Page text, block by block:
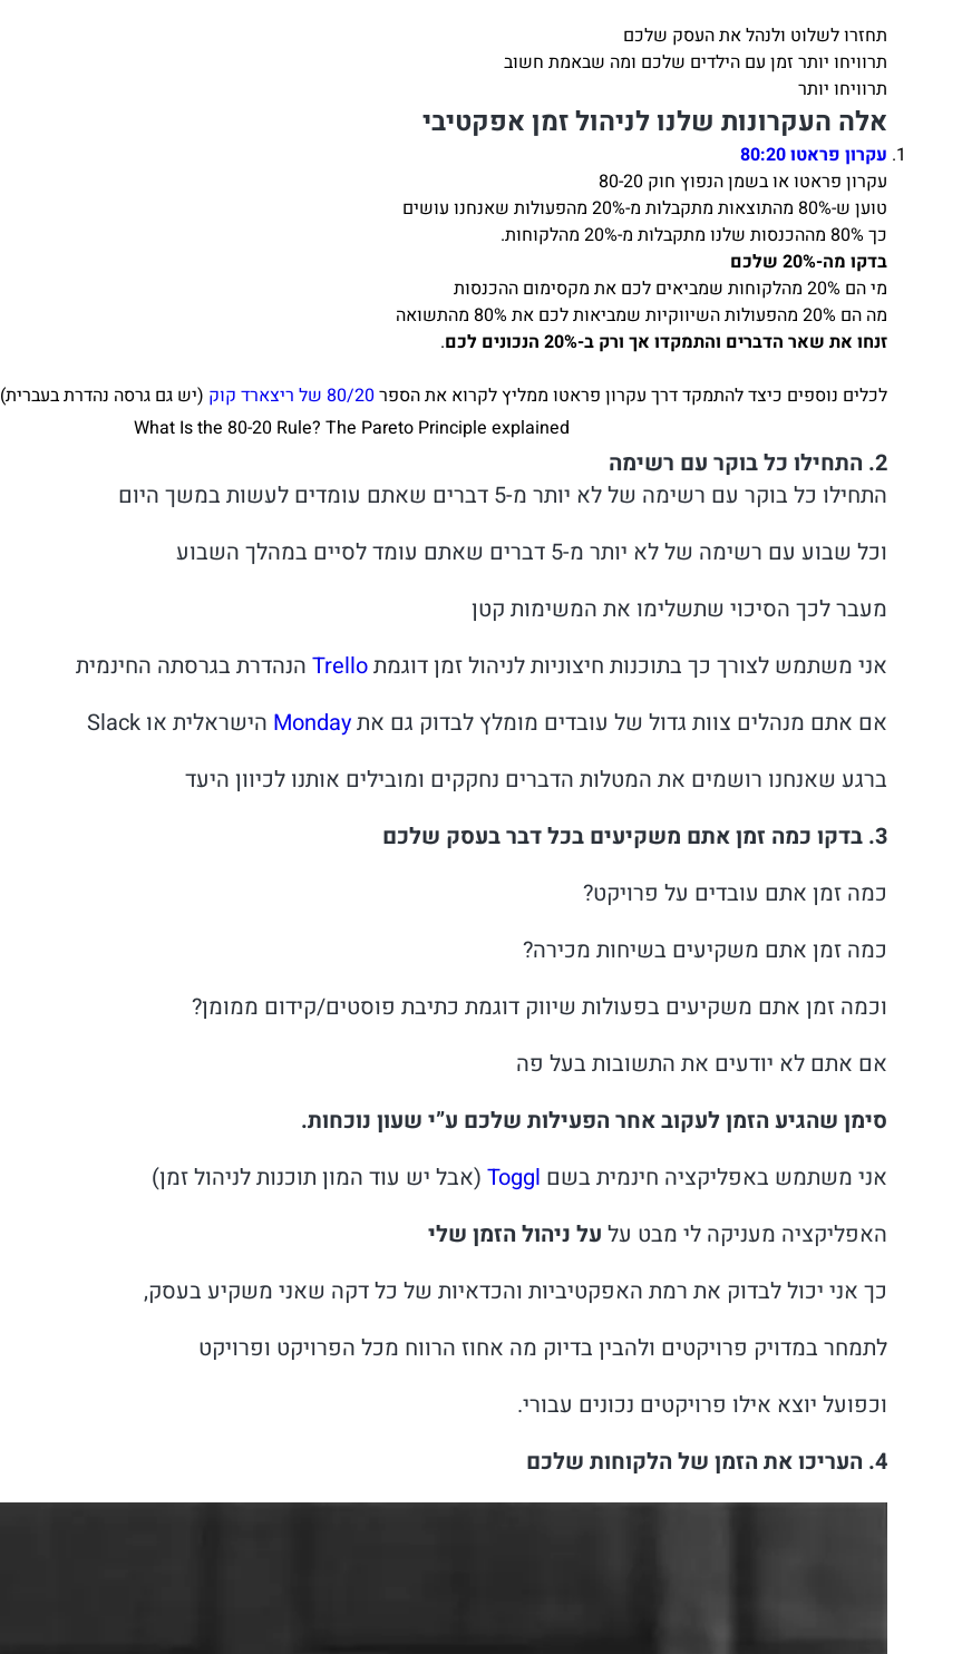
תחזרו לשלוט ולנהל את העסק שלכם
תרוויחו יותר זמן עם הילדים שלכם ומה שבאמת חשוב
תרוויחו יותר
אלה העקרונות שלנו לניהול זמן אפקטיבי
עקרון פראטו 80:20
עקרון פראטו או בשמן הנפוץ חוק 80-20
טוען ש-80% מהתוצאות מתקבלות מ-20% מהפעולות שאנחנו עושים
כך 80% מההכנסות שלנו מתקבלות מ-20% מהלקוחות.
בדקו מה-20% שלכם
מי הם 20% מהלקוחות שמביאים לכם את מקסימום ההכנסות
מה הם 20% מהפעולות השיווקיות שמביאות לכם את 80% מהתשואה
זנחו את שאר הדברים והתמקדו אך ורק ב-20% הנכונים לכם
.
לכלים נוספים כיצד להתמקד דרך עקרון פראטו ממליץ לקרוא את הספר80/20 של ריצארד קוק
(יש גם גרסה נהדרת בעברית)
What Is the 80-20 Rule? The Pareto Principle explained
2. התחילו כל בוקר עם רשימה
התחילו כל בוקר עם רשימה של לא יותר מ-5 דברים שאתם עומדים לעשות במשך היום
וכל שבוע עם רשימה של לא יותר מ-5 דברים שאתם עומד לסיים במהלך השבוע
מעבר לכך הסיכוי שתשלימו את המשימות קטן
אני משתמש לצורך כך בתוכנות חיצוניות לניהול זמן דוגמתTrello הנהדרת בגרסתה החינמית
אם אתם מנהלים צוות גדול של עובדים מומלץ לבדוק גם אתMonday הישראלית או Slack
ברגע שאנחנו רושמים את המטלות הדברים נחקקים ומובילים אותנו לכיוון היעד
3. בדקו כמה זמן אתם משקיעים בכל דבר בעסק שלכם
כמה זמן אתם עובדים על פרויקט?
כמה זמן אתם משקיעים בשיחות מכירה?
וכמה זמן אתם משקיעים בפעולות שיווק דוגמת כתיבת פוסטים/קידום ממומן?
אם אתם לא יודעים את התשובות בעל פה
סימן שהגיע הזמן לעקוב אחר הפעילות שלכם ע”י שעון נוכחות.
אני משתמש באפליקציה חינמית בשם Toggl (אבל יש עוד המון תוכנות לניהול זמן)
האפליקציה מעניקה לי מבט על על ניהול הזמן שלי
כך אני יכול לבדוק את רמת האפקטיביות והכדאיות של כל דקה שאני משקיע בעסק,
לתמחר במדויק פרויקטים ולהבין בדיוק מה אחוז הרווח מכל הפרויקט ופרויקט
וכפועל יוצא אילו פרויקטים נכונים עבורי.
4. העריכו את הזמן של הלקוחות שלכם